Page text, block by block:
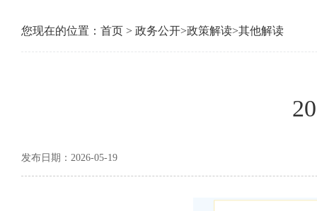
您现在的位置： 首页 > 政务公开>政策解读>其他解读
发布日期：2026-05-19